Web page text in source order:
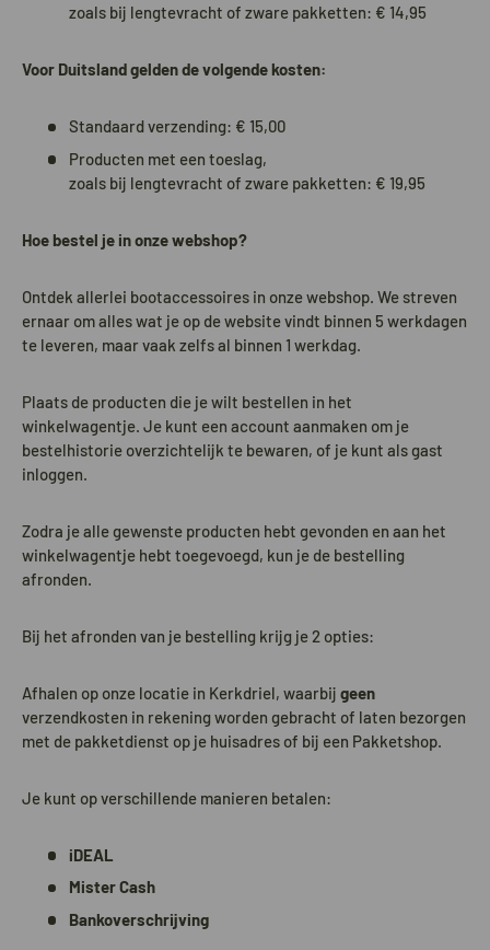
zoals bij lengtevracht of zware pakketten: € 14,95
Voor Duitsland gelden de volgende kosten:
Standaard verzending: € 15,00
Producten met een toeslag,
zoals bij lengtevracht of zware pakketten: € 19,95
Hoe bestel je in onze webshop?
Ontdek allerlei bootaccessoires in onze webshop. We streven
ernaar om alles wat je op de website vindt binnen 5 werkdagen
te leveren, maar vaak zelfs al binnen 1 werkdag.
Plaats de producten die je wilt bestellen in het
winkelwagentje. Je kunt een account aanmaken om je
bestelhistorie overzichtelijk te bewaren, of je kunt als gast
inloggen.
Zodra je alle gewenste producten hebt gevonden en aan het
winkelwagentje hebt toegevoegd, kun je de bestelling
afronden.
Bij het afronden van je bestelling krijg je 2 opties:
Afhalen op onze locatie in Kerkdriel, waarbij geen
verzendkosten in rekening worden gebracht of laten bezorgen
met de pakketdienst op je huisadres of bij een Pakketshop.
Je kunt op verschillende manieren betalen:
iDEAL
Mister Cash
Bankoverschrijving